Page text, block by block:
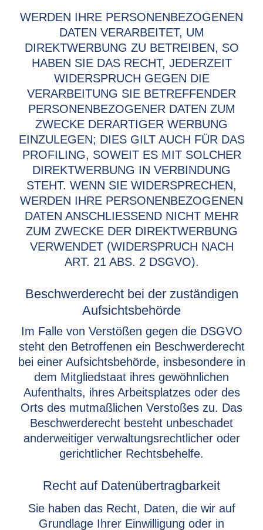
WERDEN IHRE PERSONENBEZOGENEN
DATEN VERARBEITET, UM
DIREKTWERBUNG ZU BETREIBEN, SO
HABEN SIE DAS RECHT, JEDERZEIT
WIDERSPRUCH GEGEN DIE
VERARBEITUNG SIE BETREFFENDER
PERSONENBEZOGENER DATEN ZUM
ZWECKE DERARTIGER WERBUNG
EINZULEGEN; DIES GILT AUCH FÜR DAS
PROFILING, SOWEIT ES MIT SOLCHER
DIREKTWERBUNG IN VERBINDUNG
STEHT. WENN SIE WIDERSPRECHEN,
WERDEN IHRE PERSONENBEZOGENEN
DATEN ANSCHLIESSEND NICHT MEHR
ZUM ZWECKE DER DIREKTWERBUNG
VERWENDET (WIDERSPRUCH NACH
ART. 21 ABS. 2 DSGVO).
Beschwerderecht bei der zuständigen
Aufsichtsbehörde
Im Falle von Verstößen gegen die DSGVO
steht den Betroffenen ein Beschwerderecht
bei einer Aufsichtsbehörde, insbesondere in
dem Mitgliedstaat ihres gewöhnlichen
Aufenthalts, ihres Arbeitsplatzes oder des
Orts des mutmaßlichen Verstoßes zu. Das
Beschwerderecht besteht unbeschadet
anderweitiger verwaltungsrechtlicher oder
gerichtlicher Rechtsbehelfe.
Recht auf Datenübertragbarkeit
Sie haben das Recht, Daten, die wir auf
Grundlage Ihrer Einwilligung oder in